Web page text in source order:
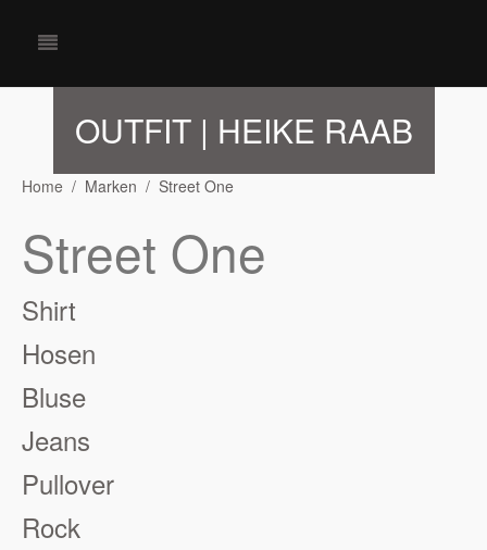
OUTFIT | HEIKE RAAB
Home Marken Street One
Street One
Shirt
Hosen
Bluse
Jeans
Pullover
Rock